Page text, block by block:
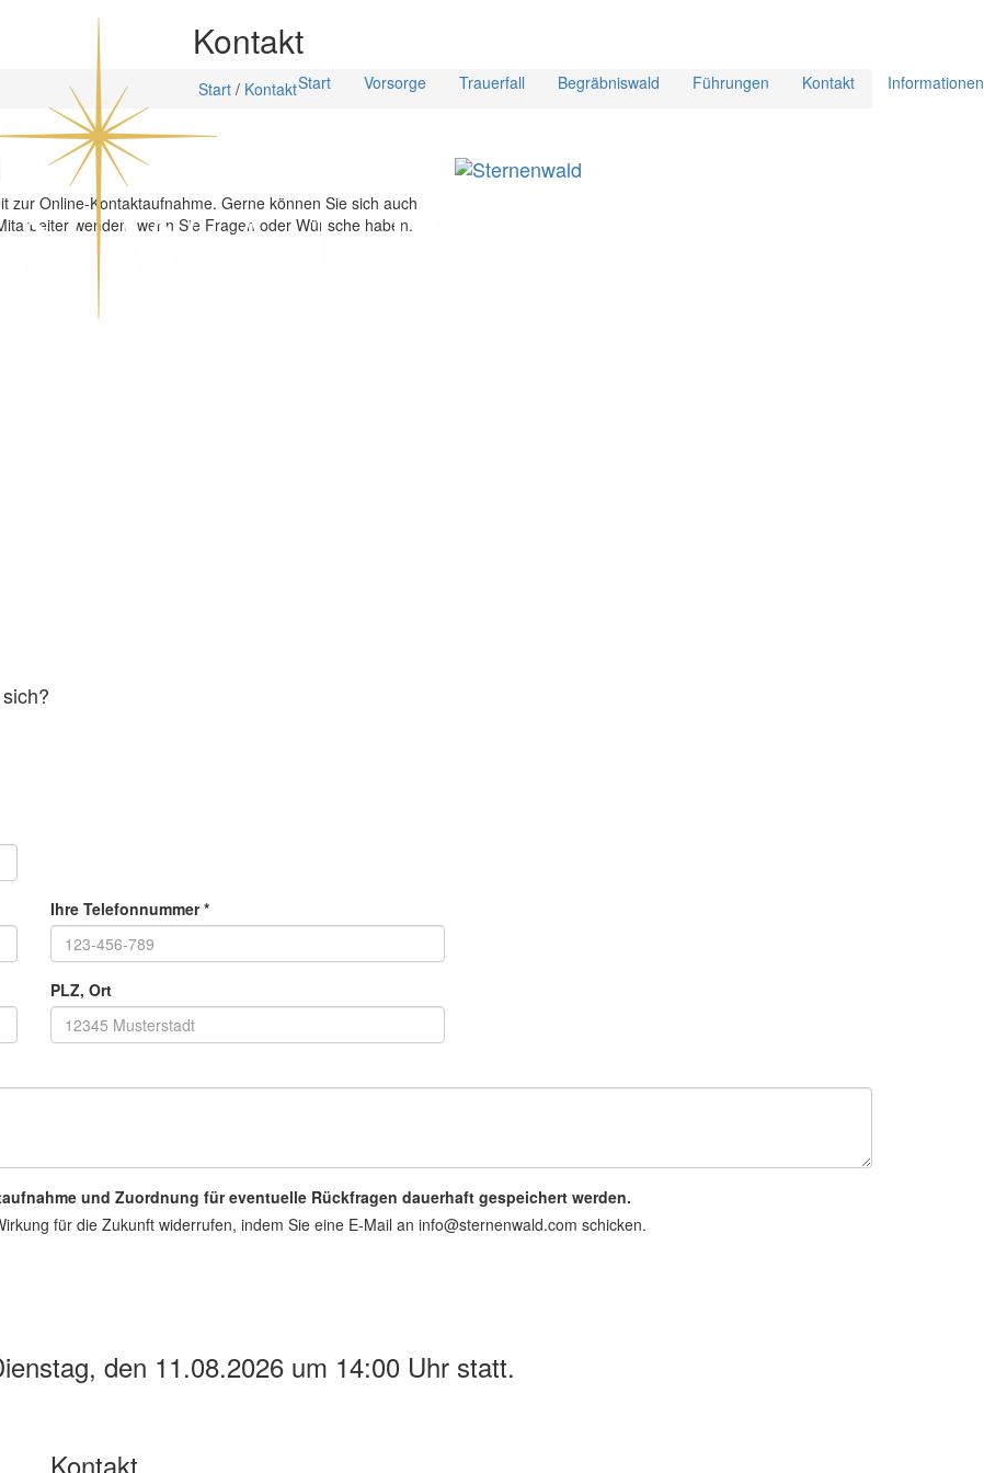
Start Vorsorge Trauerfall Begräbniswald Führungen Kontakt Informationen
Kontakt
Start / Kontakt
zur Online-Kontaktaufnahme. Gerne können Sie sich auch
wenden, wenn Sie Fragen oder Wünsche haben.
Ihre Telefonnummer*
PLZ, Ort
und Zuordnung für eventuelle Rückfragen dauerhaft gespeichert werden.
für die Zukunft widerrufen, indem Sie eine E-Mail an info@sternenwald.com schicken.
den 11.08.2026 um 14:00 Uhr statt.
Kontakt